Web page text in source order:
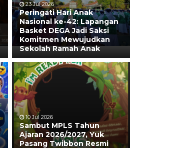
23 Jul 2026
Peringati Hari Anak
Nasional ke-42: Lapangan
Basket DEGA Jadi Saksi
Komitmen Mewujudkan
Sekolah Ramah Anak
10 Jul 2026
Sambut MPLS Tahun
Ajaran 2026/2027, Yuk
Pasang Twibbon Resmi